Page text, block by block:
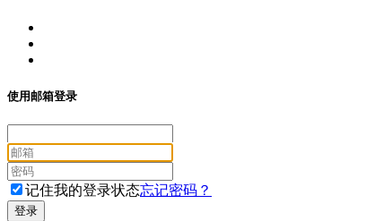
使用邮箱登录
记住我的登录状态忘记密码？